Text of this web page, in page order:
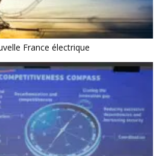
France électrique